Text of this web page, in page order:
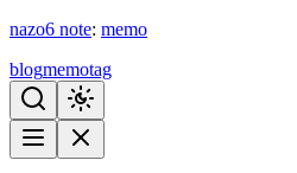
nazo6 note: memo
blogmemotag